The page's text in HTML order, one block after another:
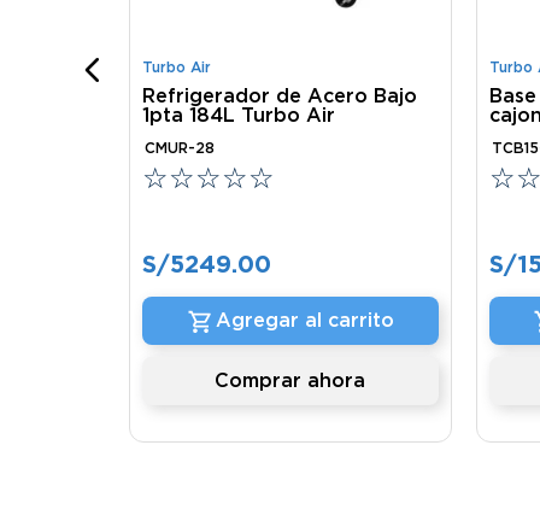
Turbo Air
Refrigerador de Acero Bajo
1pta 184L Turbo Air
CMUR-28
☆☆☆☆☆
S/5249.00
Agregar al carrito
Comprar ahora
Turbo
☆☆
S/15